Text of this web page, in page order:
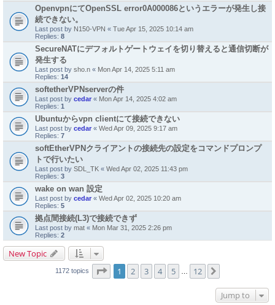
OpenvpnにてOpenSSL error0A000086というエラーが発生し接
続できない。
Last post by N150-VPN « Tue Apr 15, 2025 10:14 am
Replies: 8
SecureNATにデフォルトゲートウェイを切り替えると通信切断が
発生する
Last post by sho.n « Mon Apr 14, 2025 5:11 am
Replies: 14
softetherVPNserverの件
Last post by cedar « Mon Apr 14, 2025 4:02 am
Replies: 1
Ubuntuからvpn clientにて接続できない
Last post by cedar « Wed Apr 09, 2025 9:17 am
Replies: 7
softEtherVPNクライアントの接続先の設定をコマンドプロンプ
トで行いたい
Last post by SDL_TK « Wed Apr 02, 2025 11:43 pm
Replies: 3
wake on wan 設定
Last post by cedar « Wed Apr 02, 2025 10:20 am
Replies: 5
拠点間接続(L3)で接続できず
Last post by mat « Mon Mar 31, 2025 2:26 pm
Replies: 2
New Topic
1172 topics Page of 12
1 2 3 4 5 12
Jump to